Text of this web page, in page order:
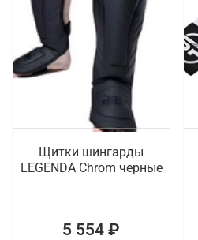
Щитки шингарды
LEGENDA Chrom черные
5 554 ₽